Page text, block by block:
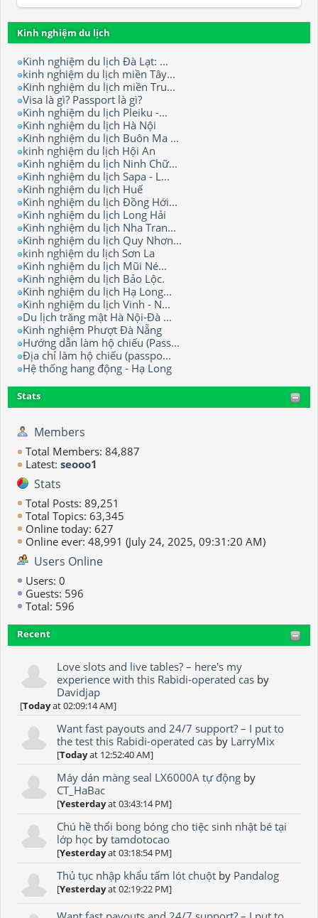
Kinh nghiệm du lịch
Kinh nghiệm du lịch Đà Lạt: ...
kinh nghiệm du lịch miền Tây...
Kinh nghiệm du lịch miền Tru...
Visa là gì? Passport là gì?
Kinh nghiệm du lịch Pleiku -...
Kinh nghiệm du lịch Hà Nội
Kinh nghiệm du lịch Buôn Ma ...
kinh nghiệm du lịch Hội An
Kinh nghiệm du lịch Ninh Chữ...
Kinh nghiệm du lịch Sapa - L...
Kinh nghiệm du lịch Huế
Kinh nghiệm du lịch Đồng Hới...
Kinh nghiệm du lịch Long Hải
Kinh nghiệm du lịch Nha Tran...
Kinh nghiệm du lịch Quy Nhơn...
kinh nghiệm du lịch Sơn La
Kinh nghiệm du lịch Mũi Né...
Kinh nghiệm du lịch Bảo Lộc.
Kinh nghiệm du lịch Hạ Long...
Kinh nghiệm du lịch Vinh - N...
Du lịch trăng mật Hà Nội-Đà ...
Kinh nghiệm Phượt Đà Nẵng
Hướng dẫn làm hộ chiếu (Pass...
Địa chỉ làm hộ chiếu (passpo...
Hệ thống hang động - Hạ Long
Stats
Members
Total Members: 84,887
Latest: seooo1
Stats
Total Posts: 89,251
Total Topics: 63,345
Online today: 627
Online ever: 48,991 (July 24, 2025, 09:31:20 AM)
Users Online
Users: 0
Guests: 596
Total: 596
Recent
Love slots and live tables? – here's my
experience with this Rabidi-operated cas by
Davidjap
[Todayat 02:09:14 AM]
Want fast payouts and 24/7 support? – I put to
the test this Rabidi-operated cas by LarryMix
[Todayat 12:52:40 AM]
Máy dán màng seal LX6000A tự động by
CT_HaBac
[Yesterdayat 03:43:14 PM]
Chú hề thổi bong bóng cho tiệc sinh nhật bé tại
lớp học bytamdotocao
[Yesterdayat 03:18:54 PM]
Thủ tục nhập khẩu tấm lót chuột by Pandalog
[Yesterdayat 02:19:22 PM]